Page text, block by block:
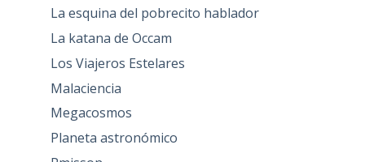
La esquina del pobrecito hablador
La katana de Occam
Los Viajeros Estelares
Malaciencia
Megacosmos
Planeta astronómico